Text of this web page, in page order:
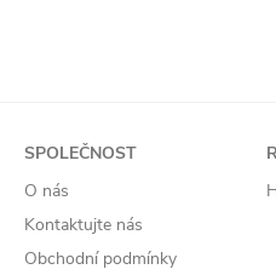
SPOLEČNOST
O nás
Kontaktujte nás
Obchodní podmínky